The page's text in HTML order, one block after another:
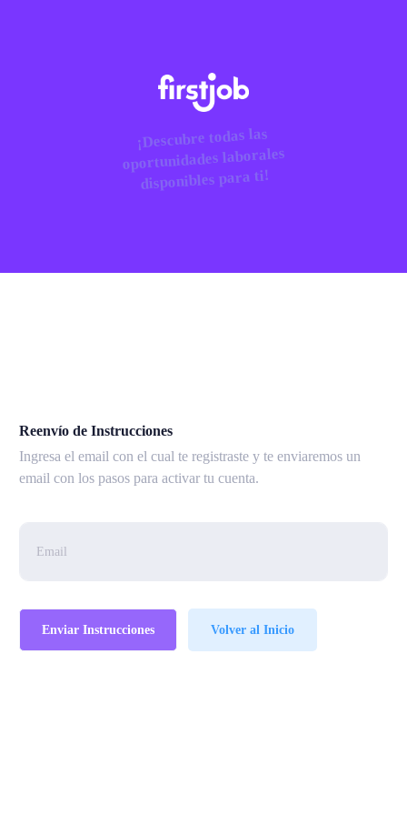
¡Descubre todas las
oportunidades laborales
disponibles para ti!
Reenvío de Instrucciones
Ingresa el email con el cual te registraste y te enviaremos un
email con los pasos para activar tu cuenta.
Volver al Inicio